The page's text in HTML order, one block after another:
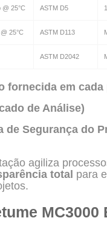
25°C ASTM D5
25°C ASTM D113
ASTM D2042
fornecida em cada
de Análise)
de Segurança do
agiliza
total para
MC3000